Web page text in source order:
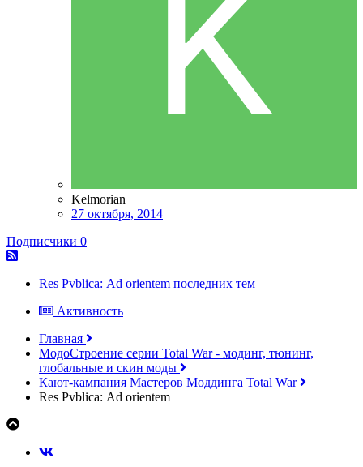
Kelmorian
27 октября, 2014
Подписчики 0
Res Pvblica: Аd orientem последних тем
Активность
Главная
МодоСтроение серии Total War - модинг, тюнинг,
глобальные и скин моды
Кают-кампания Мастеров Моддинга Total War
Res Pvblica: Аd orientem